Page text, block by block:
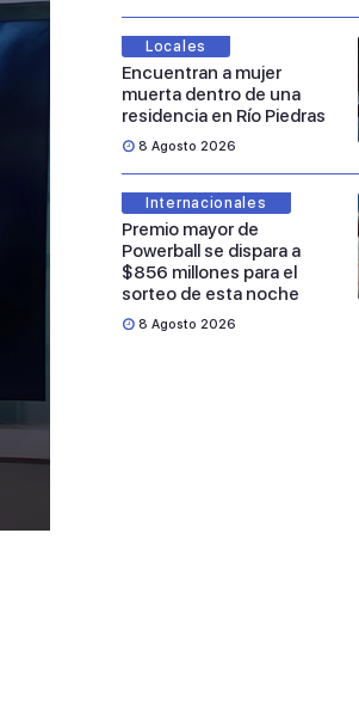
Locales
Encuentran a mujer
muerta dentro de una
residencia en Río Piedras
8 Agosto 2026
Internacionales
Premio mayor de
Powerball se dispara a
$856 millones para el
sorteo de esta noche
8 Agosto 2026